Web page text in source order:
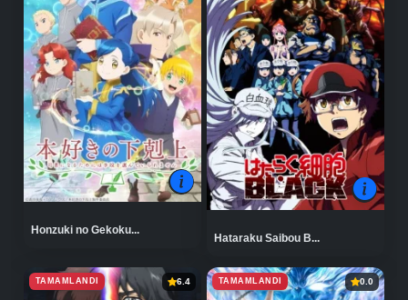
Honzuki no Gekoku...
Hataraku Saibou B...
TAMAMLANDI 6.4 TAMAMLANDI 0.0